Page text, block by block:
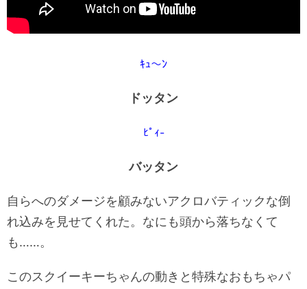
ｷｭ〜ﾝ
ドッタン
ﾋﾟｨ-
バッタン
自らへのダメージを顧みないアクロバティックな倒
れ込みを見せてくれた。なにも頭から落ちなくて
も……。
このスクイーキーちゃんの動きと特殊なおもちゃパ